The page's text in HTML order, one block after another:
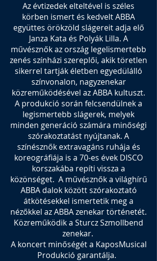
Az évtizedek elteltével is széles
körben ismert és kedvelt ABBA
együttes örökzöld slágereit adja elő
Janza Kata és Polyák Lilla. A
művésznők az ország legelismertebb
zenés színházi szereplői, akik töretlen
sikerrel tartják életben egyedülálló
színvonalon, nagyzenekar
közreműködésével az ABBA kultuszt.
A produkció során felcsendülnek a
legismertebb slágerek, melyek
minden generáció számára minőségi
szórakoztatást nyújtanak. A
színésznők extravagáns ruhája és
koreográfiája is a 70-es évek DISCO
korszakába repíti vissza a
közönséget. A művésznők a világhírű
ABBA dalok között szórakoztató
átkötésekkel ismertetik meg a
nézőkkel az ABBA zenekar történetét.
Közreműködik a Sturcz Szmollbend
zenekar.
A koncert minőségét a KaposMusical
Produkció garantálja.